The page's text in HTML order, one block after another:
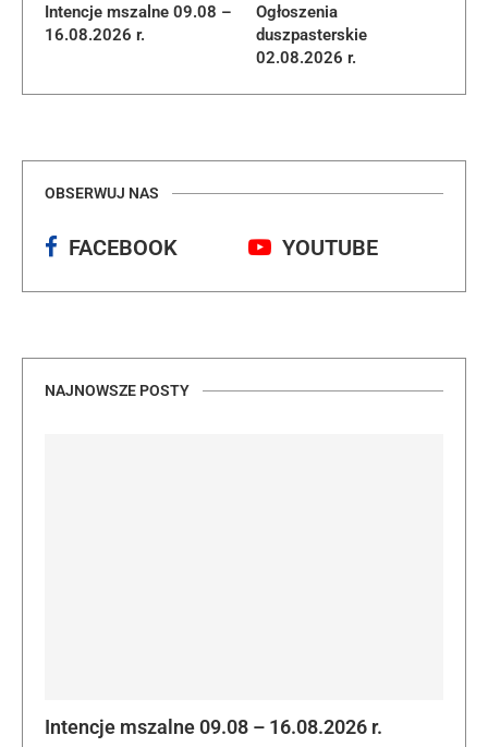
Intencje mszalne 09.08 –
16.08.2026 r.
Ogłoszenia
duszpasterskie
02.08.2026 r.
OBSERWUJ NAS
FACEBOOK YOUTUBE
NAJNOWSZE POSTY
Intencje mszalne 09.08 – 16.08.2026 r.